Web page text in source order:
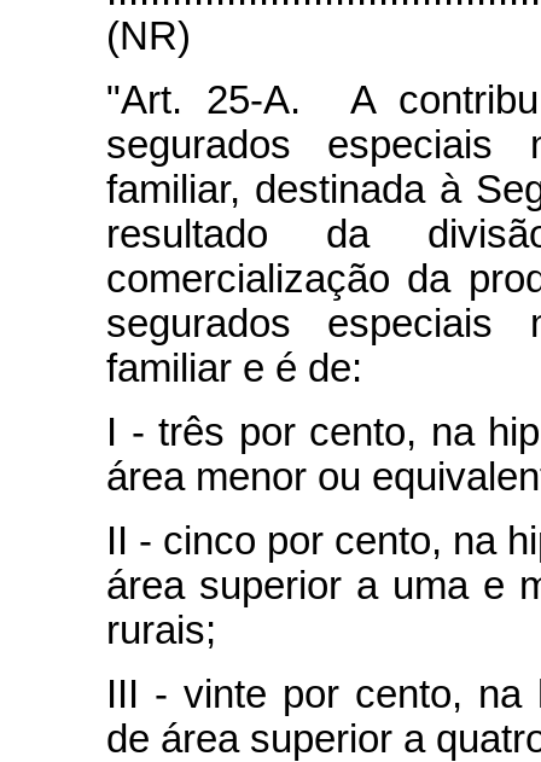
(NR)
"Art. 25-A. A
segurados especiais
familiar, destinada à
resultado da
comercialização da
segurados especiais
familiar e é de:
I - três por cento, na
área menor ou
II - cinco por cento, na
área superior a uma e
rurais;
III - vinte por cento, na
de área superior a